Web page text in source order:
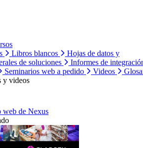
Libros blancos
Hojas de datos y
de soluciones
Informes de
Seminarios web a pedido Videos
y videos
web de Nexus